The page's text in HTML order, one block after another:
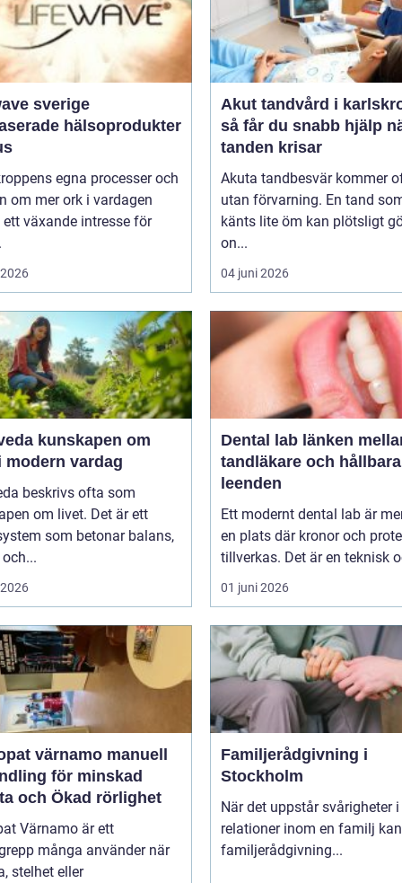
sverige
hälsoprodukter
egna processer och
om mer ork i vardagen
växande intresse för
Akut tandvård i
så får du snabb hjälp
tanden krisar
Akuta tandbesvär kommer
utan förvarning. En tand
känts lite öm kan plötsligt
on...
04 juni 2026
om
modern vardag
beskrivs ofta som
om livet. Det är ett
som betonar balans,
Dental lab länken mellan
tandläkare och hållbara
leenden
Ett modernt dental lab är
en plats där kronor och
tillverkas. Det är en teknisk
01 juni 2026
värnamo manuell
för minskad
och Ökad rörlighet
Värnamo är ett
många använder när
stelhet eller
Familjerådgivning i
Stockholm
När det uppstår svårigheter i
relationer inom en familj kan
familjerådgivning...